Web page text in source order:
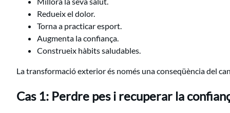
Redueix el dolor.
Torna a practicar esport.
Augmenta la confiança.
Construeix hàbits saludables.
La transformació exterior és només una conseqüència del
Cas 1: Perdre pes i recuperar la